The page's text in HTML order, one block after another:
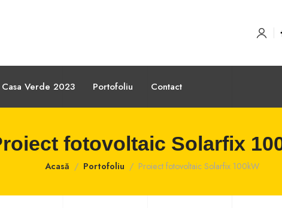
Verde 2023 Portofoliu Contact
fotovoltaic Solarfix
Acasă Portofoliu Proiect fotovoltaic Solarfix 100kW